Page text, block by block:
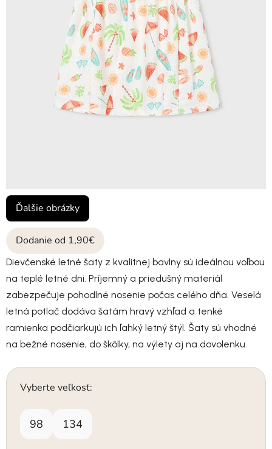
Dodanie od 1,90€
Dievčenské letné šaty z kvalitnej bavlny sú ideálnou voľbou
na teplé letné dni. Príjemný a priedušný materiál
zabezpečuje pohodlné nosenie počas celého dňa. Veselá
letná potlač dodáva šatám hravý vzhľad a tenké
ramienka podčiarkujú ich ľahký letný štýl. Šaty sú vhodné
na bežné nosenie, do škôlky, na výlety aj na dovolenku.
Vyberte veľkosť:
98 134
Ďalšie obrázky